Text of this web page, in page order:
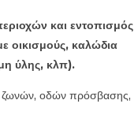
και εντοπισμός
οικισμούς, καλώδια
ύλης, κλπ).
ζωνών, οδών πρόσβασης,